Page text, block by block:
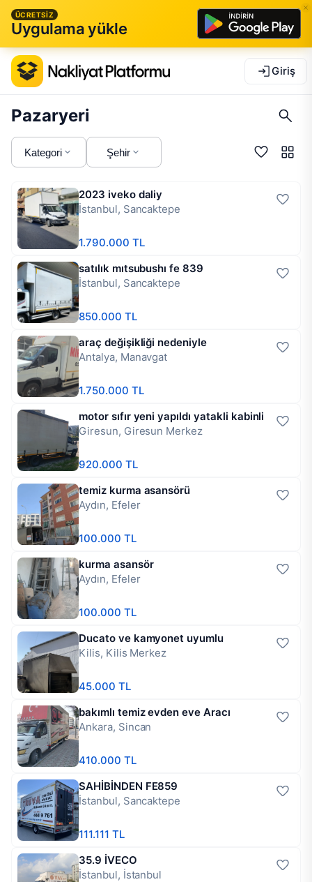
ÜCRETSİZ
Uygulama yükle
Giriş
Pazaryeri
Kategori Şehir
2023 iveko daliy
İstanbul, Sancaktepe
1.790.000 TL
satılık mıtsubushı fe 839
İstanbul, Sancaktepe
850.000 TL
araç değişikliği nedeniyle
Antalya, Manavgat
1.750.000 TL
motor sıfır yeni yapıldı yatakli kabinli
Giresun, Giresun Merkez
920.000 TL
temiz kurma asansörü
Aydın, Efeler
100.000 TL
kurma asansör
Aydın, Efeler
100.000 TL
Ducato ve kamyonet uyumlu
Kilis, Kilis Merkez
45.000 TL
bakımlı temiz evden eve Aracı
Ankara, Sincan
410.000 TL
SAHİBİNDEN FE859
İstanbul, Sancaktepe
111.111 TL
35.9 İVECO
İstanbul, İstanbul